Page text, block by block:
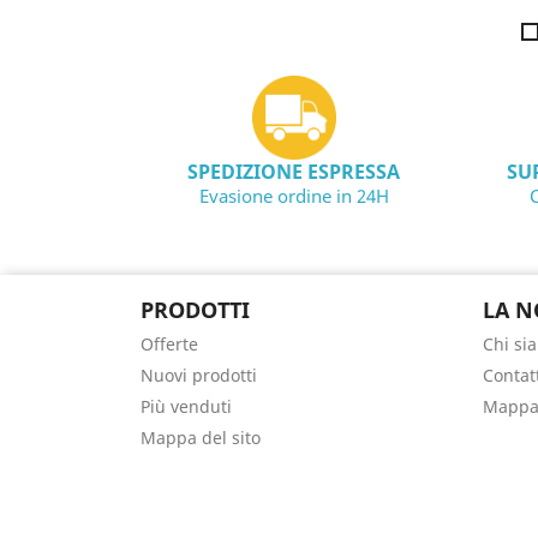
SPEDIZIONE ESPRESSA
Evasione ordine in 24H
PRODOTTI
Offerte
Nuovi prodotti
Più venduti
Mappa del sito
LA
Chi